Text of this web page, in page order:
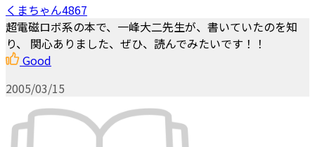
くまちゃん4867
超電磁ロボ系の本で、一峰大二先生が、書いていたのを知
り、 関心ありました、ぜひ、読んでみたいです！！
Good
2005/03/15